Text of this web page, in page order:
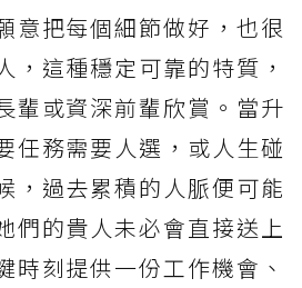
意把每個細節做好，也很
，這種穩定可靠的特質，
輩或資深前輩欣賞。當升
任務需要人選，或人生碰
，過去累積的人脈便可能
們的貴人未必會直接送上
時刻提供一份工作機會、